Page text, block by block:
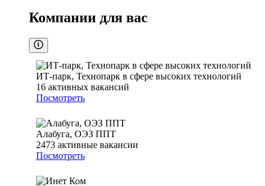
Компании для вас
ИТ-парк, Технопарк в сфере высоких технологий
16 активных вакансий
Посмотреть
Алабуга, ОЭЗ ППТ
2473 активные вакансии
Посмотреть